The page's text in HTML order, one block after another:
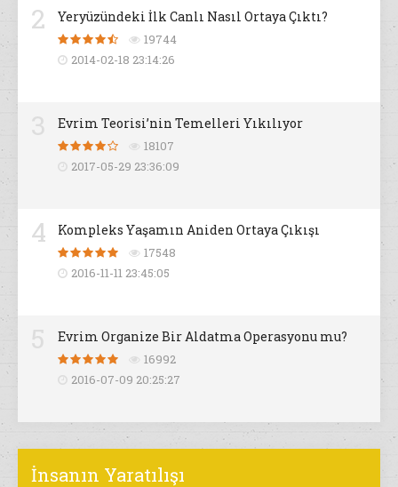
2 Yeryüzündeki İlk Canlı Nasıl Ortaya Çıktı?
19744
2014-02-18 23:14:26
Evrim Teorisi’nin Temelleri Yıkılıyor
18107
2017-05-29 23:36:09
4 Kompleks Yaşamın Aniden Ortaya Çıkışı
17548
2016-11-11 23:45:05
Evrim Organize Bir Aldatma Operasyonu mu?
16992
2016-07-09 20:25:27
İnsanın Yaratılışı